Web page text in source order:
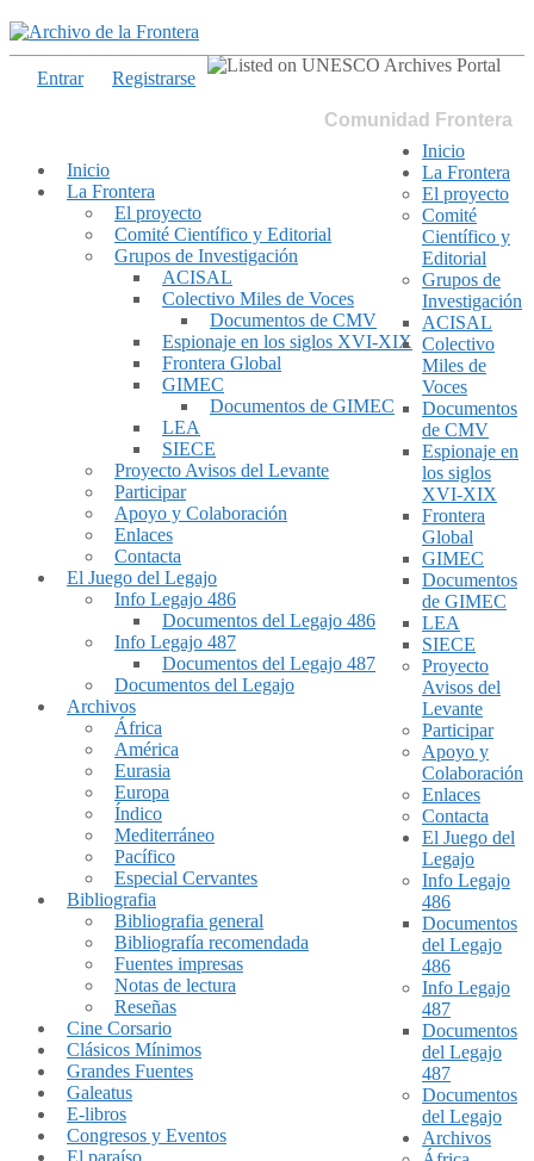
Comunidad Frontera
Inicio
La Frontera
El proyecto
Comité Científico y Editorial
Grupos de Investigación
ACISAL
Colectivo Miles de Voces
Documentos de CMV
Espionaje en los siglos XVI-XIX
Frontera Global
GIMEC
Documentos de GIMEC
LEA
SIECE
Proyecto Avisos del Levante
Participar
Apoyo y Colaboración
Enlaces
Contacta
El Juego del Legajo
Info Legajo 486
Documentos del Legajo 486
Info Legajo 487
Documentos del Legajo 487
Documentos del Legajo
Archivos
África
América
Eurasia
Europa
Índico
Mediterráneo
Pacífico
Especial Cervantes
Bibliografia
Bibliografia general
Bibliografía recomendada
Fuentes impresas
Notas de lectura
Reseñas
Cine Corsario
Clásicos Mínimos
Grandes Fuentes
Galeatus
E-libros
Congresos y Eventos
El paraíso
Entrar Registrarse
Inicio
La Frontera
El proyecto
Comité
Científico y
Editorial
Grupos de
Investigación
ACISAL
Colectivo
Miles de
Voces
Documentos
de CMV
Espionaje en
los siglos
XVI-XIX
Frontera
Global
GIMEC
Documentos
de GIMEC
LEA
SIECE
Proyecto
Avisos del
Levante
Participar
Apoyo y
Colaboración
Enlaces
Contacta
El Juego del
Legajo
Info Legajo
486
Documentos
del Legajo
486
Info Legajo
487
Documentos
del Legajo
487
Documentos
del Legajo
Archivos